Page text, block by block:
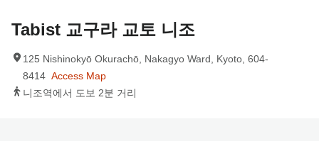
Tabist 교구라 교토 니조
125 Nishinokyō Okurachō, Nakagyo Ward, Kyoto, 604-
8414 Access Map
니조역에서 도보 2분 거리